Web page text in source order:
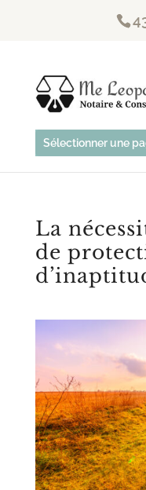
Sélectionner une
La
de